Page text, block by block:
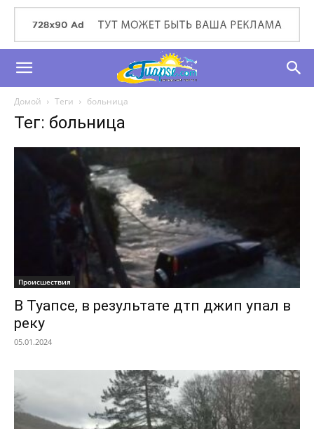
Домой Теги больница
Тег: больница
Происшествия
В Туапсе, в результате дтп джип упал в
реку
05.01.2024